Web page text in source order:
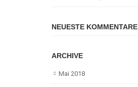
NEUESTE KOMMENTARE
ARCHIVE
Mai 2018